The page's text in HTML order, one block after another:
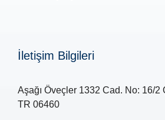
İletişim Bilgileri
Aşağı Öveçler 1332 Cad. No: 16/2
TR 06460